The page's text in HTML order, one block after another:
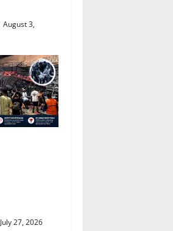
August 3,
July 27, 2026